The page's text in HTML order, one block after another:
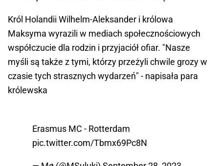
Król Holandii Wilhelm-Aleksander i królowa
Maksyma wyrazili w mediach społecznościowych
współczucie dla rodzin i przyjaciół ofiar. "Nasze
myśli są także z tymi, którzy przeżyli chwile grozy w
czasie tych strasznych wydarzeń" - napisała para
królewska
Erasmus MC - Rotterdam
pic.twitter.com/Tbmx69Pc8N